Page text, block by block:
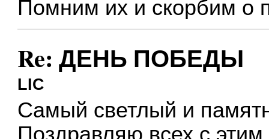
Помним их и скорбим о
Re: ДЕНЬ ПОБЕДЫ
LIC
Самый светлый и
Поздравляю всех с